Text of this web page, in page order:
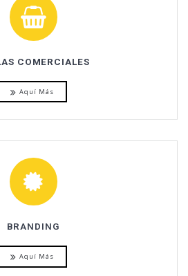
COMERCIALES
Aquí Más
BRANDING
Aquí Más